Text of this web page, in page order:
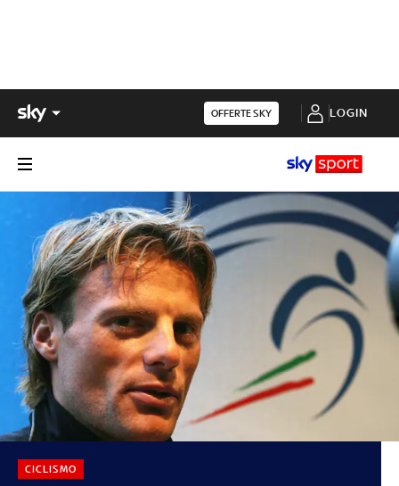
OFFERTE SKY LOGIN
CICLISMO